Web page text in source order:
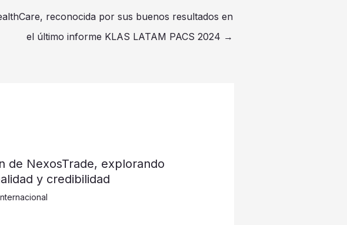
reconocida por sus buenos resultados en
el último informe KLAS LATAM PACS 2024 →
de NexosTrade, explorando
y credibilidad